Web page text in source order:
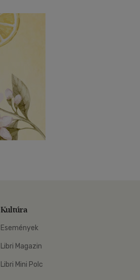
Kultúra
Események
Libri Magazin
Libri Mini Polc